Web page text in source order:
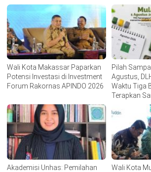
Wali Kota Makassar Paparkan
Potensi Investasi di Investment
Forum Rakornas APINDO 2026
Pilah
Agustus,
Waktu Tiga
Terapkan
Akademisi Unhas: Pemilahan
Wali Kota